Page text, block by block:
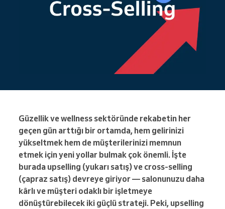
Güzellik ve wellness sektöründe rekabetin her
geçen gün arttığı bir ortamda, hem gelirinizi
yükseltmek hem de müşterilerinizi memnun
etmek için yeni yollar bulmak çok önemli. İşte
burada upselling (yukarı satış) ve cross-selling
(çapraz satış) devreye giriyor — salonunuzu daha
kârlı ve müşteri odaklı bir işletmeye
dönüştürebilecek iki güçlü strateji. Peki, upselling